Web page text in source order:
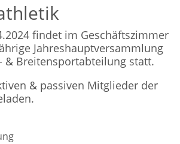
findet im Geschäftszimmer
Jahreshauptversammlung
& Breitensportabteilung statt.
& passiven Mitglieder der